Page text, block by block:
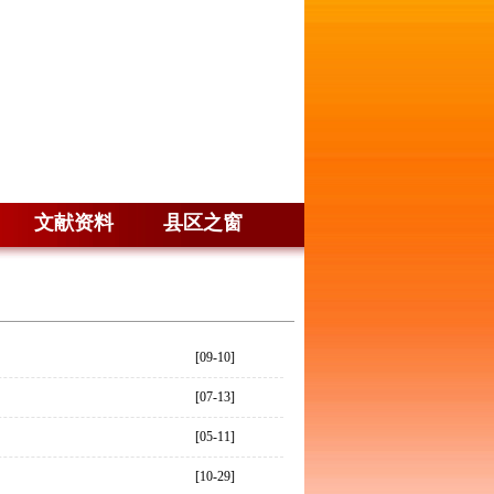
文献资料 县区之窗
[09-10]
[07-13]
[05-11]
[10-29]